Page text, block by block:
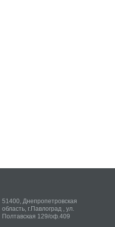
51400, Днепропетровская
область, г.Павлоград , ул.
Полтавская 129/оф.409